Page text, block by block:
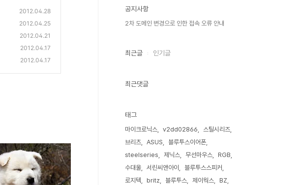
2012.04.28
2012.04.25
2012.04.21
2012.04.17
2012.04.17
공지사항
2차 도메인 변경으로 인한 접속 오류 안내
최근글 인기글
최근댓글
태그
마이크로닉스 v2dd02866
스틸시리즈
브리츠
ASUS
블루투스이어폰
steelseries
제닉스 무선마우스
RGB
수대울
서린씨앤아이
블루투스스피커
로지텍
britz 블루투스 제이웍스
BZ